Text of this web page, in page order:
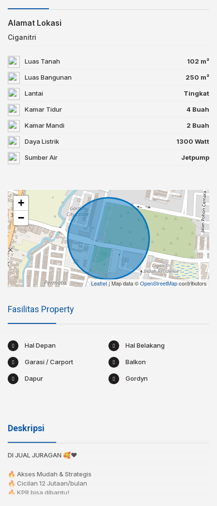
Alamat Lokasi
Ciganitri
Luas Tanah 102 m²
Luas Bangunan 250 m²
Lantai Tingkat
Kamar Tidur 4 Buah
Kamar Mandi 2 Buah
Daya Listrik 1300 Watt
Sumber Air Jetpump
+
−
Leaflet| Map data ©OpenStreetMapcontributors
Fasilitas Property
Hal Depan Hal Belakang
Garasi / Carport Balkon
Dapur Gordyn
Deskripsi
DI JUAL JURAGAN 🥰❤️⁣⁣
🔥 Akses Mudah & Strategis
🔥 Cicilan 12 Jutaan/bulan⁣⁣
🔥 KPR bisa dibantu!⁣⁣⁣⁣⁣